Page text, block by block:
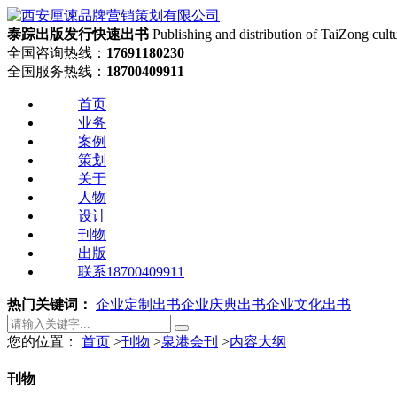
泰踪出版发行快速出书 Publishing and distribution of TaiZong
全国咨询热线： 17691180230
全国服务热线： 18700409911
首页
业务
案例
策划
关于
人物
设计
刊物
出版
联系18700409911
热门关键词： 企业定制出书企业庆典出书企业文化出书
您的位置： 首页 >刊物 >泉港会刊 >内容大纲
刊物